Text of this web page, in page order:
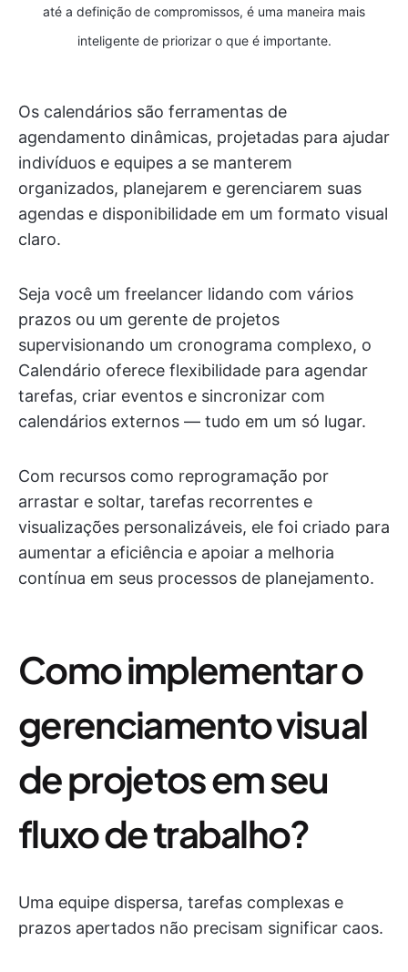
até a definição de compromissos, é uma maneira mais
inteligente de priorizar o que é importante.
Os calendários são ferramentas de
agendamento dinâmicas, projetadas para ajudar
indivíduos e equipes a se manterem
organizados, planejarem e gerenciarem suas
agendas e disponibilidade em um formato visual
claro.
Seja você um freelancer lidando com vários
prazos ou um gerente de projetos
supervisionando um cronograma complexo, o
Calendário oferece flexibilidade para agendar
tarefas, criar eventos e sincronizar com
calendários externos — tudo em um só lugar.
Com recursos como reprogramação por
arrastar e soltar, tarefas recorrentes e
visualizações personalizáveis, ele foi criado para
aumentar a eficiência e apoiar a melhoria
contínua em seus processos de planejamento.
Como implementar o
gerenciamento visual
de projetos em seu
fluxo de trabalho?
Uma equipe dispersa, tarefas complexas e
prazos apertados não precisam significar caos.